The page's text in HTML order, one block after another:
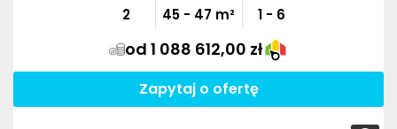
2
45 - 47 m²
1 - 6
od 1 088 612,00 zł
Zapytaj o ofertę